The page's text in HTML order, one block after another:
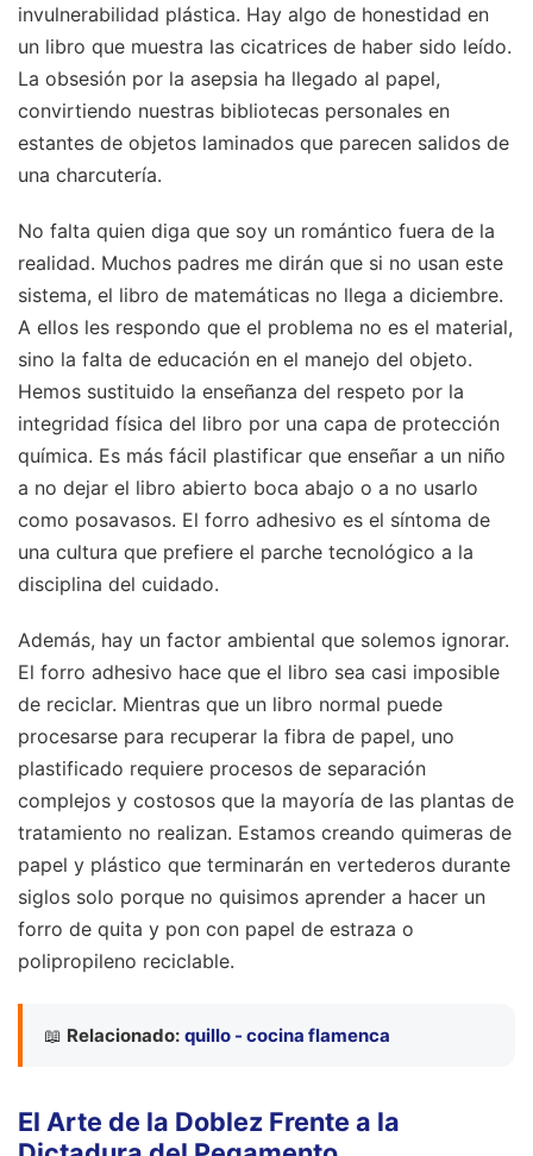
invulnerabilidad plástica. Hay algo de honestidad en
un libro que muestra las cicatrices de haber sido leído.
La obsesión por la asepsia ha llegado al papel,
convirtiendo nuestras bibliotecas personales en
estantes de objetos laminados que parecen salidos de
una charcutería.
No falta quien diga que soy un romántico fuera de la
realidad. Muchos padres me dirán que si no usan este
sistema, el libro de matemáticas no llega a diciembre.
A ellos les respondo que el problema no es el material,
sino la falta de educación en el manejo del objeto.
Hemos sustituido la enseñanza del respeto por la
integridad física del libro por una capa de protección
química. Es más fácil plastificar que enseñar a un niño
a no dejar el libro abierto boca abajo o a no usarlo
como posavasos. El forro adhesivo es el síntoma de
una cultura que prefiere el parche tecnológico a la
disciplina del cuidado.
Además, hay un factor ambiental que solemos ignorar.
El forro adhesivo hace que el libro sea casi imposible
de reciclar. Mientras que un libro normal puede
procesarse para recuperar la fibra de papel, uno
plastificado requiere procesos de separación
complejos y costosos que la mayoría de las plantas de
tratamiento no realizan. Estamos creando quimeras de
papel y plástico que terminarán en vertederos durante
siglos solo porque no quisimos aprender a hacer un
forro de quita y pon con papel de estraza o
polipropileno reciclable.
📖 Relacionado: quillo - cocina flamenca
El Arte de la Doblez Frente a la